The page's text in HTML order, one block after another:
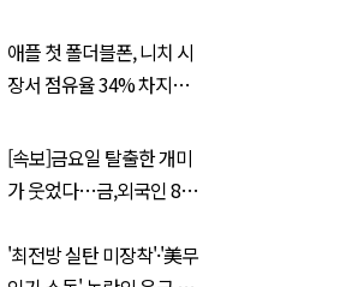
애플 첫 폴더블폰, 니치 시
장서 점유율 34% 차지할
[속보]금요일 탈출한 개미
가 웃었다…금,외국인 8조
하이닉스 '와르르'
'최전방 실탄 미장착'·'美무